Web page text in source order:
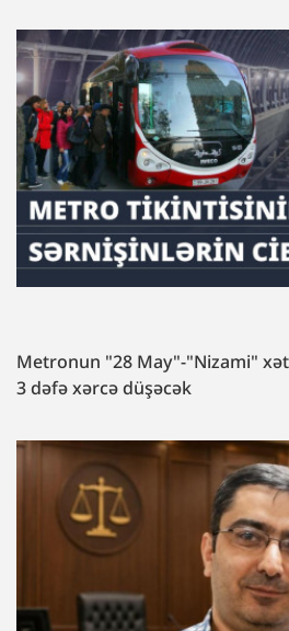
Metronun "28 May"-"Nizami"
3 dəfə xərcə düşəcək